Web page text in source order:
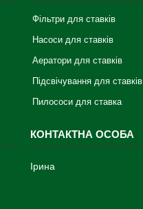
Фільтри для ставків
Насоси для ставків
Аератори для ставків
Підсвічування для ставків
Пилососи для ставка
Ірина